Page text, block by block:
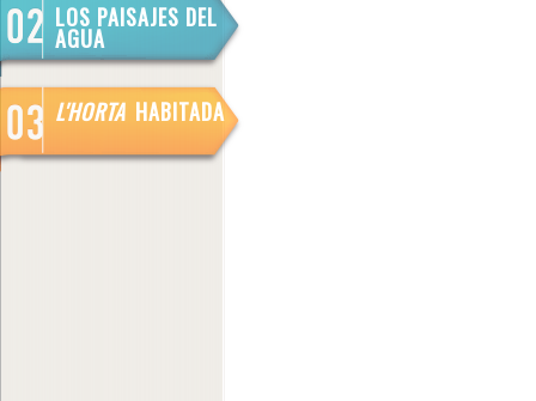
LOS PAISAJES DEL
AGUA
L'HORTA HABITADA